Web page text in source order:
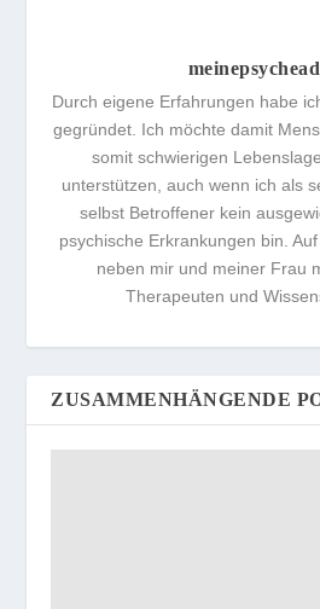
Durch eigene Erfahrungen habe
gegründet. Ich möchte damit
somit schwierigen
unterstützen, auch wenn ich als
selbst Betroffener kein
psychische Erkrankungen bin.
neben mir und meiner Frau
Therapeuten und
ZUSAMMENHÄNGENDE